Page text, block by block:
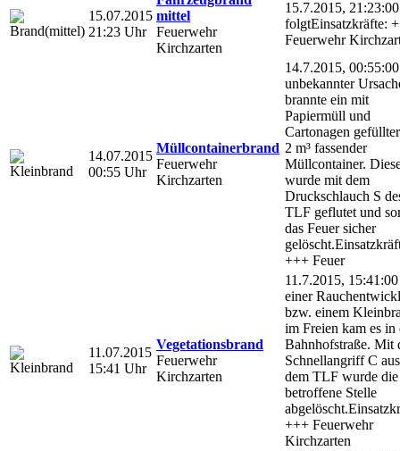
15.07.2015
21:23 Uhr
mittel
Feuerwehr
Kirchzarten
15.7.2015, 21:23:00
folgtEinsatzkräfte:
Feuerwehr
14.07.2015
00:55 Uhr
Müllcontainerbrand
Feuerwehr
Kirchzarten
14.7.2015,
unbekannter
brannte ein mit
Papiermüll und
Cartonagen
2 m³ fassender
Müllcontainer.
wurde mit dem
Druckschlauch S
TLF geflutet und
das Feuer sicher
+++ Feuer
11.07.2015
15:41 Uhr
Vegetationsbrand
Feuerwehr
Kirchzarten
11.7.2015,
einer
bzw. einem
im Freien kam es in
Bahnhofstraße. Mit
Schnellangriff C aus
dem TLF wurde die
betroffene Stelle
+++ Feuerwehr
Kirchzarten